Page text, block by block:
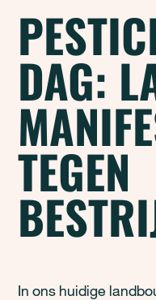
DAG:
TEGEN
In ons huidige